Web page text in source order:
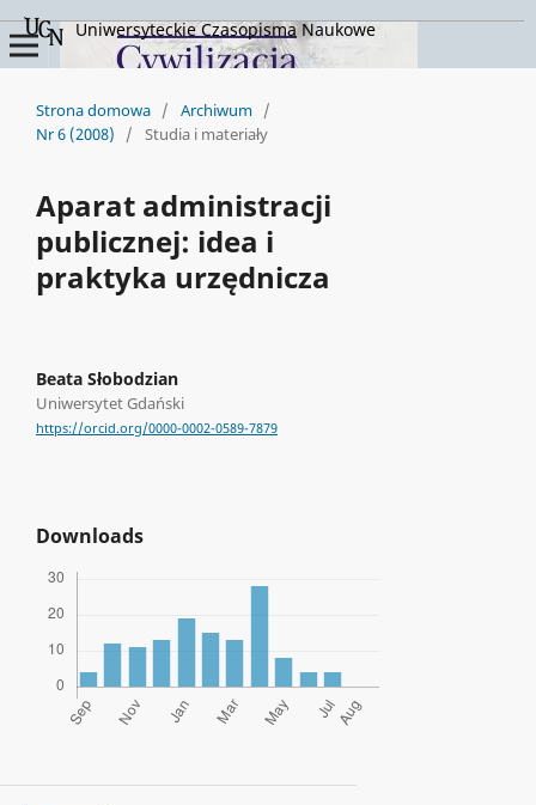
Uniwersyteckie Czasopisma Naukowe
Strona domowa / Archiwum /
Nr 6 (2008)
/ Studia i materiały
Aparat administracji
publicznej: idea i
praktyka urzędnicza
Beata Słobodzian
Uniwersytet Gdański
https://orcid.org/0000-0002-0589-7879
Downloads